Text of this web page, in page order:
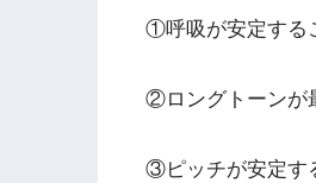
①呼吸が安定する
②ロングトーンが
③ピッチが安定す